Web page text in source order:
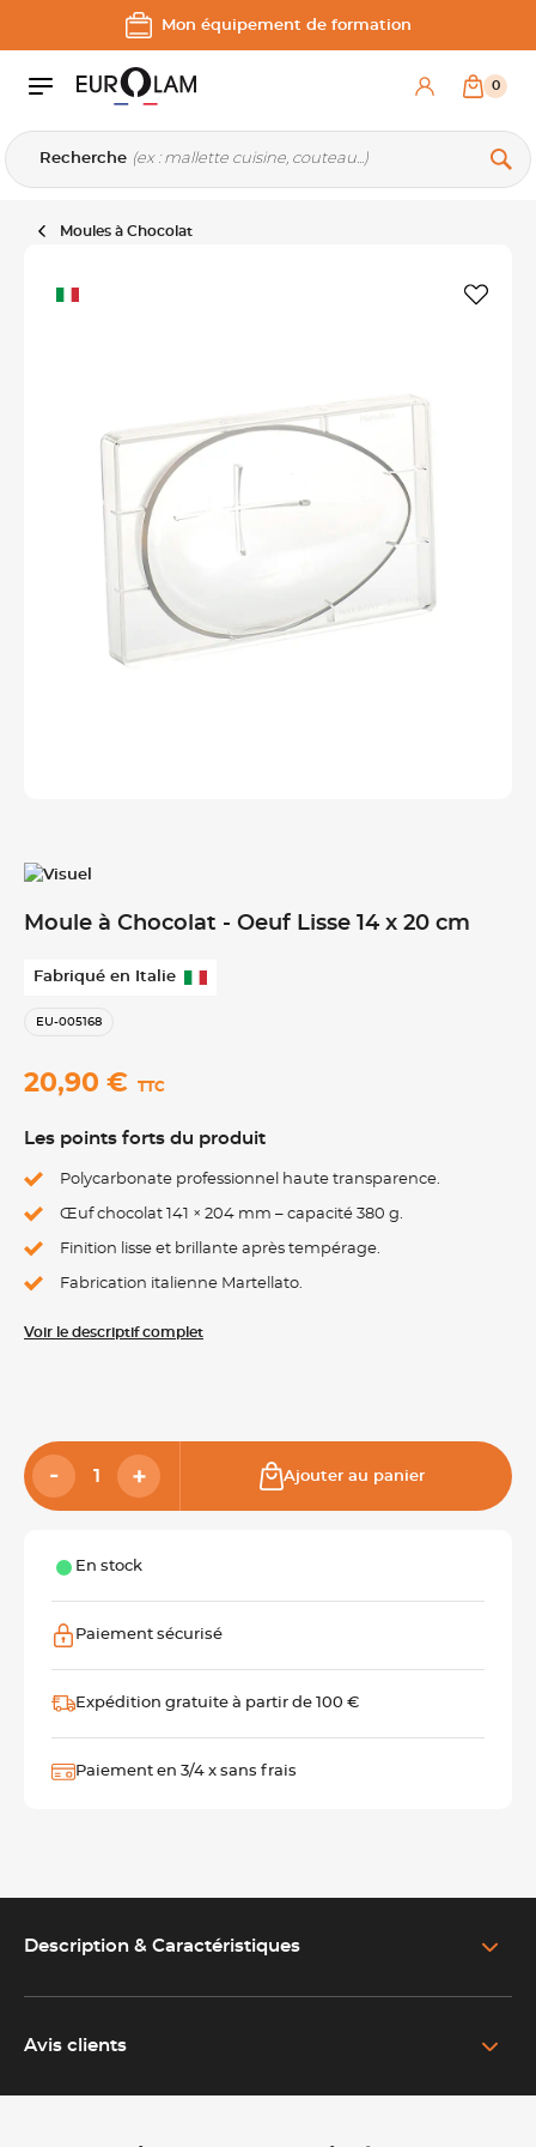
Aller au contenu
Aller à la navigation principale
Mon équipement de formation
Recherche
0
Moules à Chocolat
Moule à Chocolat - Oeuf Lisse 14 x 20 cm
Fabriqué en Italie
EU-005168
20,90 € TTC
Les points forts du produit
Polycarbonate professionnel haute transparence.
Œuf chocolat 141 × 204 mm – capacité 380 g.
Finition lisse et brillante après tempérage.
Fabrication italienne Martellato.
Voir le descriptif complet
Ajouter au panier
En stock
Paiement sécurisé
Expédition gratuite à partir de 100 €
Paiement en 3/4 x sans frais
Description & Caractéristiques
20 cm
Conçu pour les chocolatiers professionnels, pâtissiers et artisans,
Avis clients